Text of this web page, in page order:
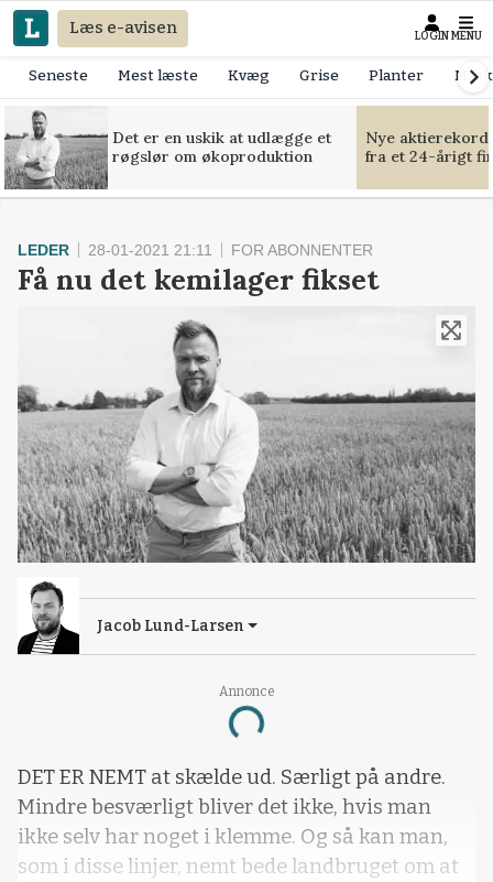
Læs e-avisen LOGIN MENU
Seneste Mest læste Kvæg Grise Planter
Det er en uskik at udlægge et
røgslør om økoproduktion
Nye
fra et 24-årigt
Annonce
Loading...
LEDER 28-01-2021 21:11 FOR ABONNENTER
Få nu det kemilager fikset
Jacob Lund-Larsen
DET ER NEMT at skælde ud. Særligt på andre.
Mindre besværligt bliver det ikke, hvis man
ikke selv har noget i klemme. Og så kan man,
som i disse linjer, nemt bede landbruget om at